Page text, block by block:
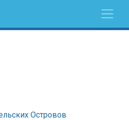
Островов